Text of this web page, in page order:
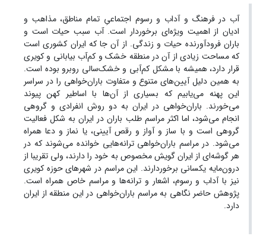
آب در فرهنگ و آداب و رسوم اجتماعیِ تمام مناطق، مذاهب و
ادیان از اهمیت ویژه‌ای برخوردار است. آب سبب حیات است و
باران فرودآورنده حیات و زندگی. از آن جا که ایران کشوری است
که مساحت زیادی از آن در منطقه خشک و کم‌آب بیابانی و کویری
قرار دارد، همیشه با مشکل کم‌آبی و خشک‌سالی روبرو بوده است.
به همین دلیل آیین‌های متنوع و متفاوت باران‌خواهی را در سراسر
این پهنه می‌یابیم که بسیاری از آن‌ها با اساطیر کهن پیوند
می‌خورند. باران‌خواهی در ایران به دو روش انفرادی و گروهی
انجام می‌شود، اما اکثر مراسم طلب باران در ایران به شکل فعالیت
گروهی است و با ساز و آواز و رقص آیینی، یا نماز و دعا همراه
می‌شود. در مراسم باران‌خواهی ترانه‌هایی خوانده می‌شوند که در
هر گوشه‌ای از ایران گویش مخصوص به خود را دارند، ولی تقریبا از
درون‌مایه یکسانی برخوردارند. این مراسم در شهرهای حوزه کویری
نیز با آداب و رسوم، اشعار و ترانه‌ها و مراسم خاص همراه است.
پژوهش حاضر نگاهی به مراسم باران‌خواهی در این منطقه از ایران
دارد.